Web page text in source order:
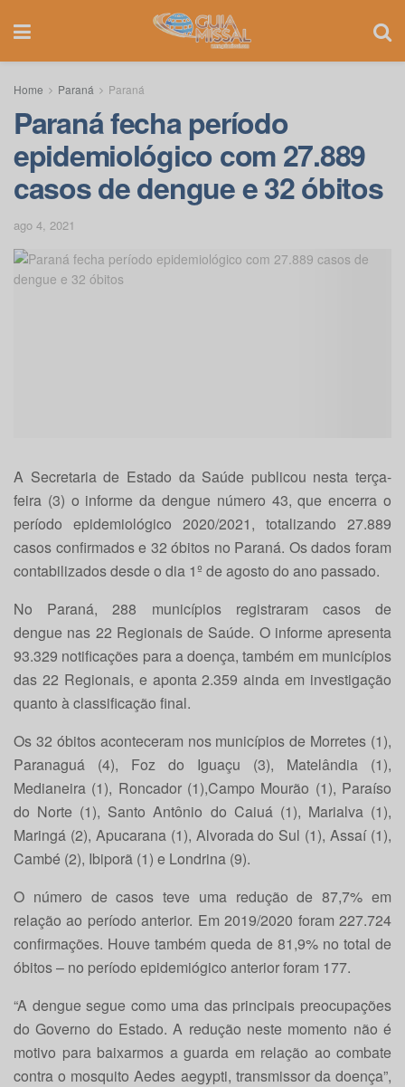
Home Paraná Paraná
Paraná fecha período
epidemiológico com 27.889
casos de dengue e 32 óbitos
ago 4, 2021
A Secretaria de Estado da Saúde publicou nesta terça-
feira (3) o informe da dengue número 43, que encerra o
período epidemiológico 2020/2021, totalizando 27.889
casos confirmados e 32 óbitos no Paraná. Os dados foram
contabilizados desde o dia 1º de agosto do ano passado.
No Paraná, 288 municípios registraram casos de
dengue nas 22 Regionais de Saúde. O informe apresenta
93.329 notificações para a doença, também em municípios
das 22 Regionais, e aponta 2.359 ainda em investigação
quanto à classificação final.
Os 32 óbitos aconteceram nos municípios de Morretes (1),
Paranaguá (4), Foz do Iguaçu (3), Matelândia (1),
Medianeira (1), Roncador (1),Campo Mourão (1), Paraíso
do Norte (1), Santo Antônio do Caiuá (1), Marialva (1),
Maringá (2), Apucarana (1), Alvorada do Sul (1), Assaí (1),
Cambé (2), Ibiporã (1) e Londrina (9).
O número de casos teve uma redução de 87,7% em
relação ao período anterior. Em 2019/2020 foram 227.724
confirmações. Houve também queda de 81,9% no total de
óbitos – no período epidemiógico anterior foram 177.
“A dengue segue como uma das principais preocupações
do Governo do Estado. A redução neste momento não é
motivo para baixarmos a guarda em relação ao combate
contra o mosquito Aedes aegypti, transmissor da doença”,